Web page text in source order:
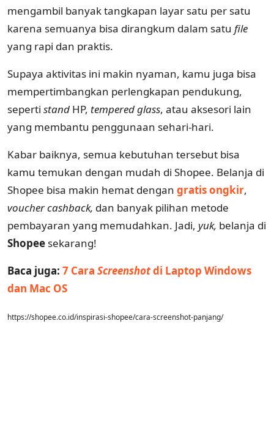
mengambil banyak tangkapan layar satu per satu
karena semuanya bisa dirangkum dalam satu file
yang rapi dan praktis.
Supaya aktivitas ini makin nyaman, kamu juga bisa
mempertimbangkan perlengkapan pendukung,
seperti stand HP, tempered glass, atau aksesori lain
yang membantu penggunaan sehari-hari.
Kabar baiknya, semua kebutuhan tersebut bisa
kamu temukan dengan mudah di Shopee. Belanja di
Shopee bisa makin hemat dengan gratis ongkir,
voucher cashback, dan banyak pilihan metode
pembayaran yang memudahkan. Jadi, yuk, belanja di
Shopee sekarang!
Baca juga: 7 Cara Screenshotdi Laptop Windows
dan Mac OS
https://shopee.co.id/inspirasi-shopee/cara-screenshot-panjang/